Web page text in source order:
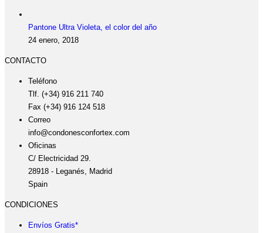
Pantone Ultra Violeta, el color del año
24 enero, 2018
CONTACTO
Teléfono
Tlf. (+34) 916 211 740
Fax (+34) 916 124 518
Correo
info@condonesconfortex.com
Oficinas
C/ Electricidad 29.
28918 - Leganés, Madrid
Spain
CONDICIONES
Envíos Gratis*